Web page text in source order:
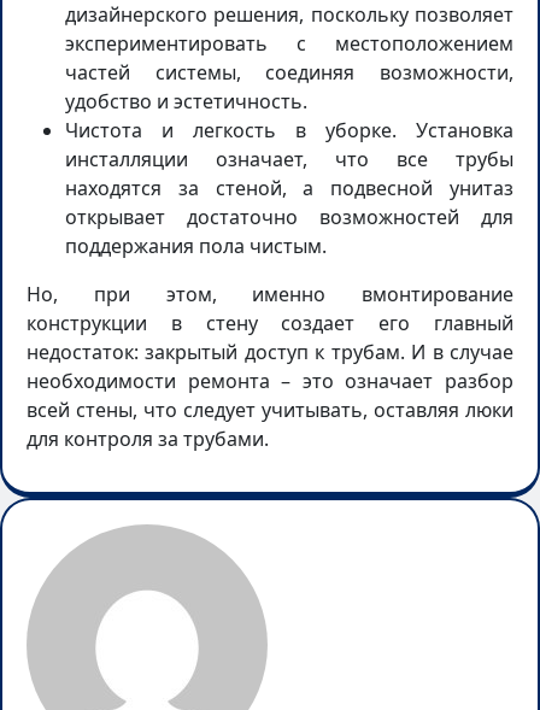
дизайнерского решения, поскольку позволяет
экспериментировать с местоположением
частей системы, соединяя возможности,
удобство и эстетичность.
Чистота и легкость в уборке. Установка
инсталляции означает, что все трубы
находятся за стеной, а подвесной унитаз
открывает достаточно возможностей для
поддержания пола чистым.
Но, при этом, именно вмонтирование
конструкции в стену создает его главный
недостаток: закрытый доступ к трубам. И в случае
необходимости ремонта – это означает разбор
всей стены, что следует учитывать, оставляя люки
для контроля за трубами.